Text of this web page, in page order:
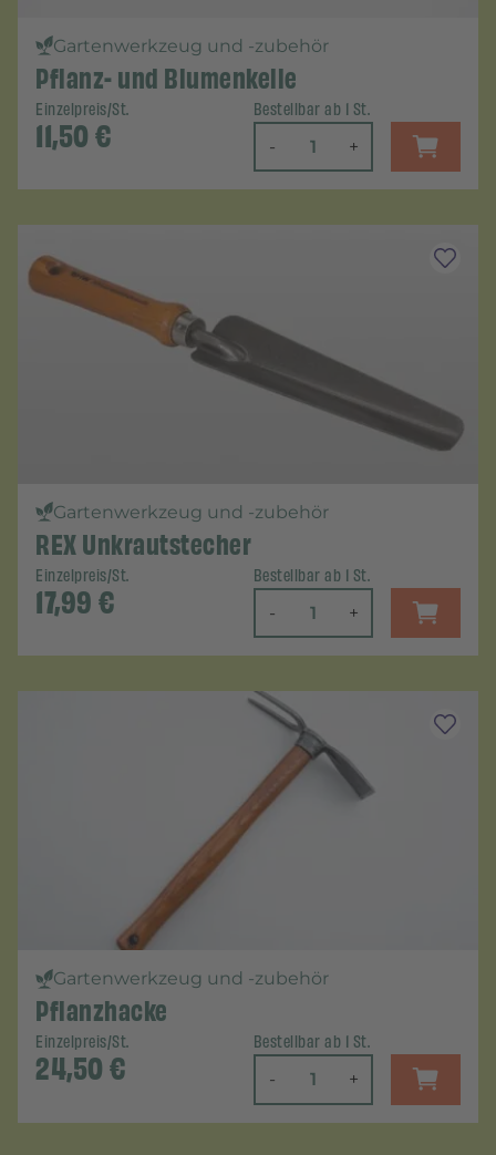
Gartenwerkzeug und -zubehör
Pflanz- und Blumenkelle
Einzelpreis/St.
11,50€
Bestellbar ab 1 St.
- +
Gartenwerkzeug und -zubehör
REX Unkrautstecher
Einzelpreis/St.
17,99€
Bestellbar ab 1 St.
- +
Gartenwerkzeug und -zubehör
Pflanzhacke
Einzelpreis/St.
24,50€
Bestellbar ab 1 St.
- +